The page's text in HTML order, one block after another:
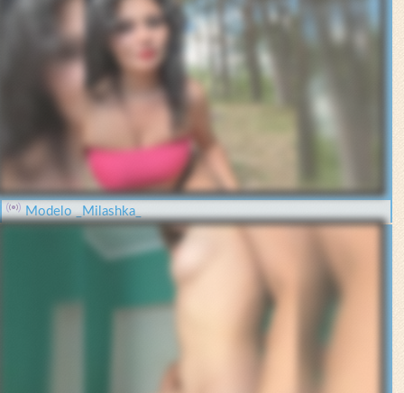
Modelo _Milashka_